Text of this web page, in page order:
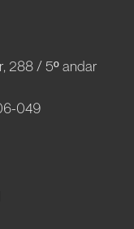
288 / 5º andar
049